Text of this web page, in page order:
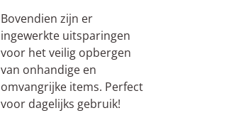
Bovendien zijn er
ingewerkte uitsparingen
voor het veilig opbergen
van onhandige en
omvangrijke items. Perfect
voor dagelijks gebruik!